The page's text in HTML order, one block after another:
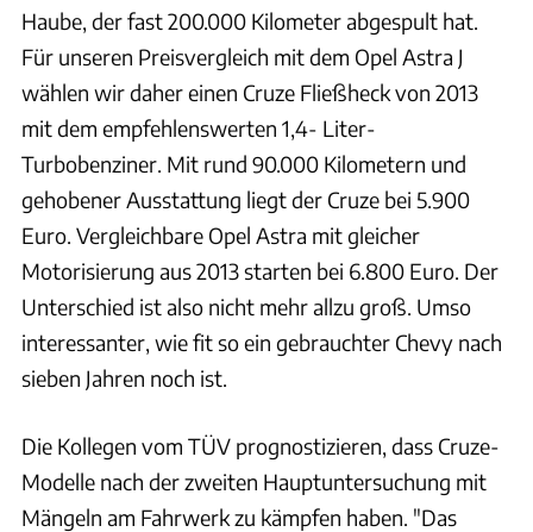
Haube, der fast 200.000 Kilometer abgespult hat.
Für unseren Preisvergleich mit dem Opel Astra J
wählen wir daher einen Cruze Fließheck von 2013
mit dem empfehlenswerten 1,4- Liter-
Turbobenziner. Mit rund 90.000 Kilometern und
gehobener Ausstattung liegt der Cruze bei 5.900
Euro. Vergleichbare Opel Astra mit gleicher
Motorisierung aus 2013 starten bei 6.800 Euro. Der
Unterschied ist also nicht mehr allzu groß. Umso
interessanter, wie fit so ein gebrauchter Chevy nach
sieben Jahren noch ist.
Die Kollegen vom TÜV prognostizieren, dass Cruze-
Modelle nach der zweiten Hauptuntersuchung mit
Mängeln am Fahrwerk zu kämpfen haben. "Das